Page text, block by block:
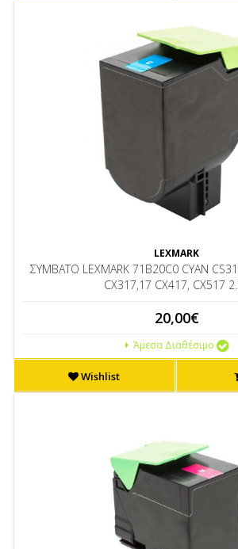
LEXMARK
ΣΥΜΒΑΤΟ LEXMARK 71B20C0 CYAN
CX317,17 CX417, CX517
20,00€
Άμεσα Διαθέσιμο
Wishlist